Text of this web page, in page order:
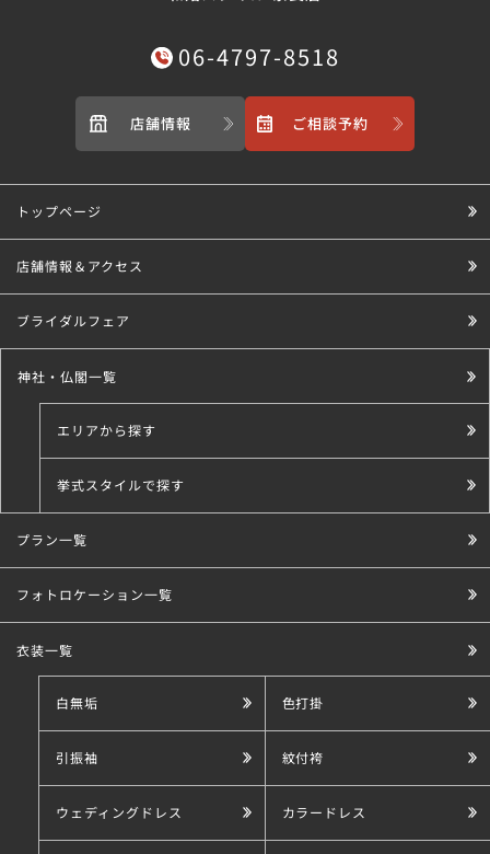
06-4797-8518
店舗情報 ご相談予約
トップページ
店舗情報＆アクセス
ブライダルフェア
神社・仏閣一覧
エリアから探す
挙式スタイルで探す
こだわり条件で探す
プラン一覧
フォトロケーション一覧
衣装一覧
白無垢 色打掛
引振袖 紋付袴
ウェディングドレス カラードレス